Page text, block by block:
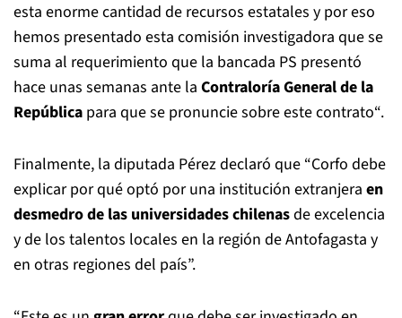
esta enorme cantidad de recursos estatales y por eso
hemos presentado esta comisión investigadora que se
suma al requerimiento que la bancada PS presentó
hace unas semanas ante la Contraloría General de la
República para que se pronuncie sobre este contrato“.
Finalmente, la diputada Pérez declaró que “Corfo debe
explicar por qué optó por una institución extranjera en
desmedro de las universidades chilenasde excelencia
y de los talentos locales en la región de Antofagasta y
en otras regiones del país”.